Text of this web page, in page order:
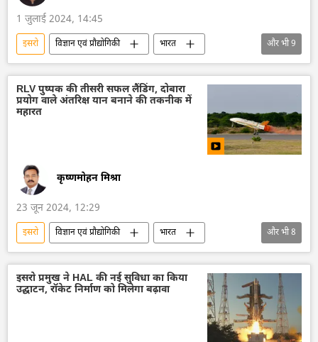
1 जुलाई 2024, 14:45
इसरो विज्ञान एवं प्रौद्योगिकी
भारत
नरेन्द्र मोदी
अंतरिक्ष
अंतरिक्ष उद्योग
अंतरिक्ष अनुसंधान
गगनयान
पृथ्वी
भारत का विकास
और भी9
RLV पुष्पक की तीसरी सफल लैंडिंग, दोबारा
प्रयोग वाले अंतरिक्ष यान बनाने की तकनीक में
महारत
कृष्णमोहन मिश्रा
23 जून 2024, 12:29
इसरो विज्ञान एवं प्रौद्योगिकी
भारत
भारत का विकास
रॉकेट प्रक्षेपण
अंतरिक्ष
अंतरिक्ष उद्योग
अंतरिक्ष अनुसंधान
तकनीकी विकास
उपग्रह प्रक्षेपण
और भी8
इसरो प्रमुख ने HAL की नई सुविधा का किया
उद्घाटन, रॉकेट निर्माण को मिलेगा बढ़ावा